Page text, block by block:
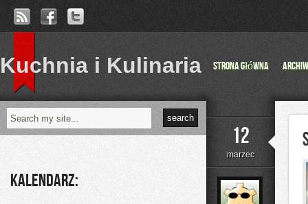
Kuchnia i Kulinaria Strona główna
12
marzec
Kalendarz: